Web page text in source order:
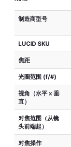
制造商型号
LUCID SKU
焦距
光圈范围 (f/#)
视角（水平 x 垂
直）
对焦范围（从镜
头前端起）
对焦操作